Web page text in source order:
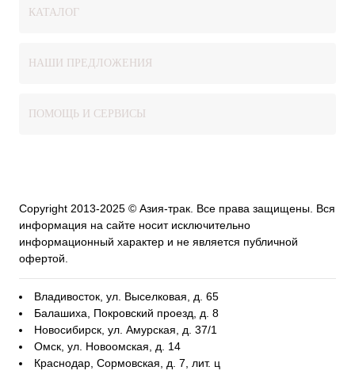
КАТАЛОГ
НАШИ ПРЕДЛОЖЕНИЯ
ПОМОЩЬ И СЕРВИСЫ
Copyright 2013-2025 © Азия-трак. Все права защищены. Вся
информация на сайте носит исключительно
информационный характер и не является публичной
офертой.
Владивосток, ул. Выселковая, д. 65
Балашиха, Покровский проезд, д. 8
Новосибирск, ул. Амурская, д. 37/1
Омск, ул. Новоомская, д. 14
Краснодар, Сормовская, д. 7, лит. ц